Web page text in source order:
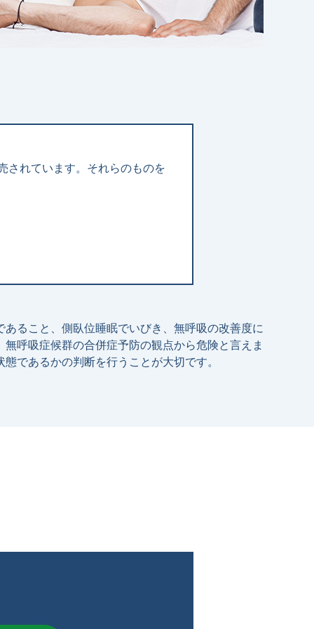
されています。それらのものを
ること、側臥位睡眠でいびき、無呼吸の改善度に
呼吸症候群の合併症予防の観点から危険と言えま
であるかの判断を⾏うことが⼤切です。